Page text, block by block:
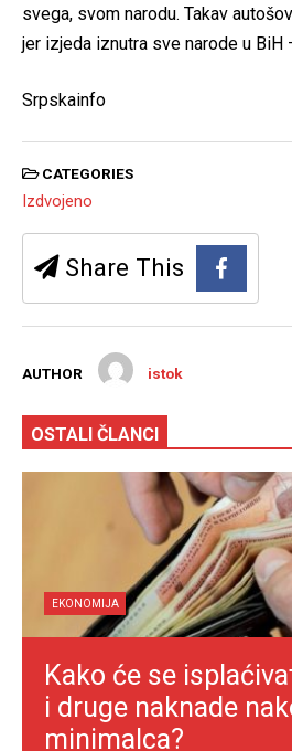
svega, svom narodu. Takav
jer izjeda iznutra sve narode u BiH
Srpskainfo
CATEGORIES
Izdvojeno
Share This
AUTHOR istok
OSTALI ČLANCI
EKONOMIJA
Kako će se
i druge naknade
minimalca?